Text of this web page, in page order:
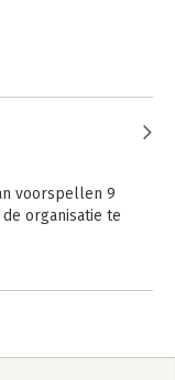
voorspellen 9
organisatie te